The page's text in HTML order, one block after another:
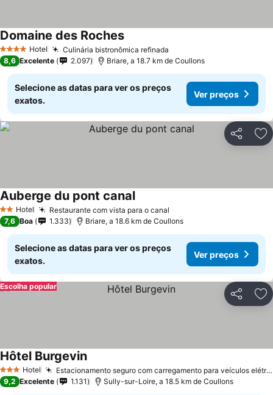
4 EstrelasHotel Culinária bistronômica refinada
Domaine des Roches
8,6 Excelente 2.097 Briare, a 18.7 km de Coullons
Selecione as datas para ver os preços
exatos.
Ver preços
Partilhar
2 Estrelas
Hotel Restaurante com vista para o canal
Auberge du pont canal
7,6 Boa 1.333 Briare, a 18.6 km de Coullons
Selecione as datas para ver os preços
exatos.
Ver preços
Partilhar
Escolha popular
3 EstrelasHotel Estacionamento seguro com carregamento para veículos elétricos
Hôtel Burgevin
9,2 Excelente 1.131 Sully-sur-Loire, a 18.5 km de Coullons